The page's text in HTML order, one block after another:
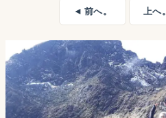
◄ 前へ。 上